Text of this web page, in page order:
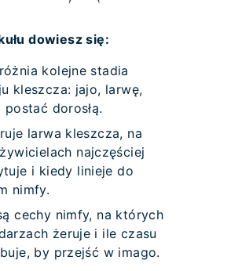
dowiesz się:
kolejne stadia
kleszcza: jajo, larwę,
postać dorosłą.
larwa kleszcza, na
najczęściej
i kiedy linieje do
nimfy.
cechy nimfy, na których
żeruje i ile czasu
by przejść w imago.